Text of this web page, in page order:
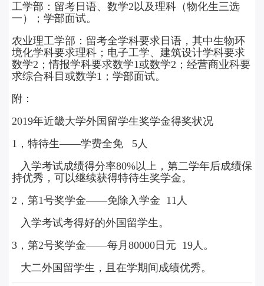
工学部：留考日语、数学2以及理科（物化生三选
一）；学部面试。
农业理工学部：留考全学科要求日语，其中生物环
境化学科要求理科；电子工学、建筑设计学科要求
数学2；情报学科要求数学1或数学2；经营商业科要
求综合科目或数学1；学部面试。‍
附：
2019年近畿大学外国留学生奖学金得奖状况
1，特待生——学费全免 5人
入学考试成绩得分率80%以上，第二学年后成绩保
持优秀，可以继续获得特待生奖学金。
2，第1号奖学金——免除入学金 11人
入学考试考得好的外国留学生。
3，第2号奖学金——每月80000日元 19人。
大二外国留学生，且在学期间成绩优秀。‍